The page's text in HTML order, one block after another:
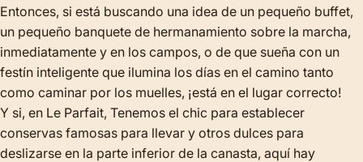
Entonces, si está buscando una idea de un pequeño buffet,
un pequeño banquete de hermanamiento sobre la marcha,
inmediatamente y en los campos, o de que sueña con un
festín inteligente que ilumina los días en el camino tanto
como caminar por los muelles, ¡está en el lugar correcto!
Y si, en Le Parfait, Tenemos el chic para establecer
conservas famosas para llevar y otros dulces para
deslizarse en la parte inferior de la canasta, aquí hay